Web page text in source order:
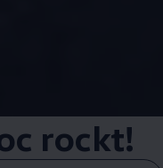
rockt!